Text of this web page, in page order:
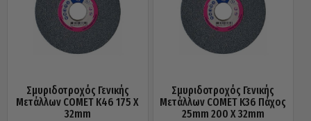
Σμυριδοτροχός Γενικής
Μετάλλων COMET Κ46 175 X
32mm
Σμυριδοτροχός Γενικής
Μετάλλων COMET Κ36 Πάχος
25mm 200 X 32mm